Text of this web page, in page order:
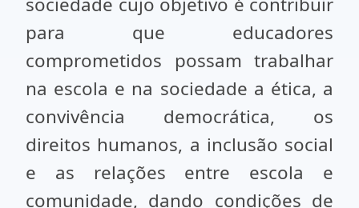
para que educadores
comprometidos possam trabalhar
na escola e na sociedade a ética, a
convivência democrática, os
direitos humanos, a inclusão social
e as relações entre escola e
comunidade, dando condições de